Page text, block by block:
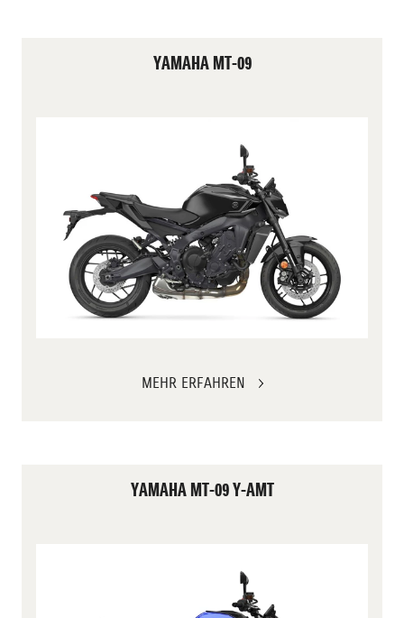
YAMAHA MT-09
MEHR ERFAHREN
YAMAHA MT-09 Y-AMT